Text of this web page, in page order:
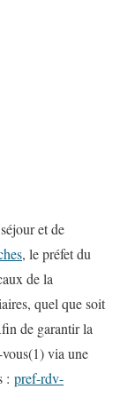
et de
, le préfet du
de la
quel que soit
de garantir la
via une
: pref-rdv-